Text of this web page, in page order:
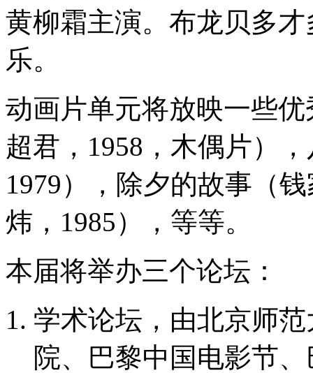
黄柳霜主演。布龙贝多
乐。
动画片单元将放映一些
超君，1958，木偶片）
1979），除夕的故事（
炜，1985），等等。
本届将举办三个论坛：
学术论坛，由北京师
院、巴黎中国电影节